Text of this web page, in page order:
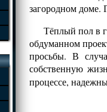
загородном доме.
Тёплый пол в
обдуманном
просьбы. В
собственную
процессе,